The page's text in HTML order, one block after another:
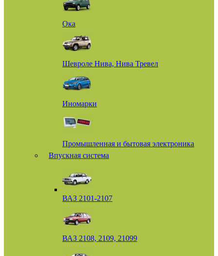
Ока
Шевроле Нива, Нива Тревел
Иномарки
Промышленная и бытовая электроника
Впускная система
ВАЗ 2101-2107
ВАЗ 2108, 2109, 21099